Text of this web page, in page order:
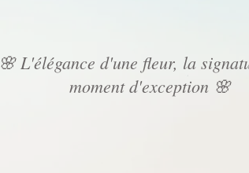
🌸 L'élégance d'une fleur, la
moment d'exception 🌸